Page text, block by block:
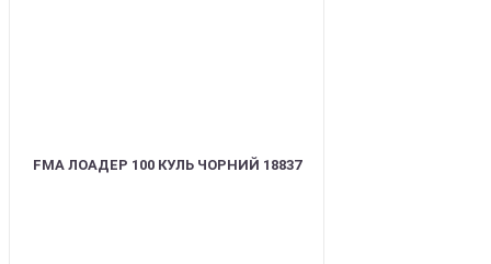
FMA ЛОАДЕР 100 КУЛЬ ЧОРНИЙ 18837